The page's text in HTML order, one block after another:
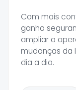
Com mais
ganha
ampliar a
mudanças da
dia a dia.